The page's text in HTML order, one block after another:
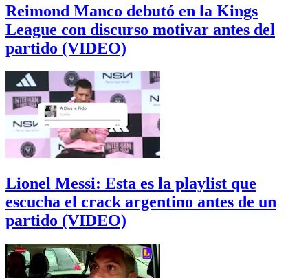
Reimond Manco debutó en la Kings
League con discurso motivar antes del
partido (VIDEO)
Lionel Messi: Esta es la playlist que
escucha el crack argentino antes de un
partido (VIDEO)